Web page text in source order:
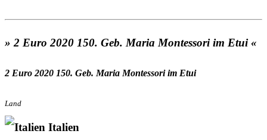
» 2 Euro 2020 150. Geb. Maria Montessori im Etui «
2 Euro 2020 150. Geb. Maria Montessori im Etui
Land
Italien